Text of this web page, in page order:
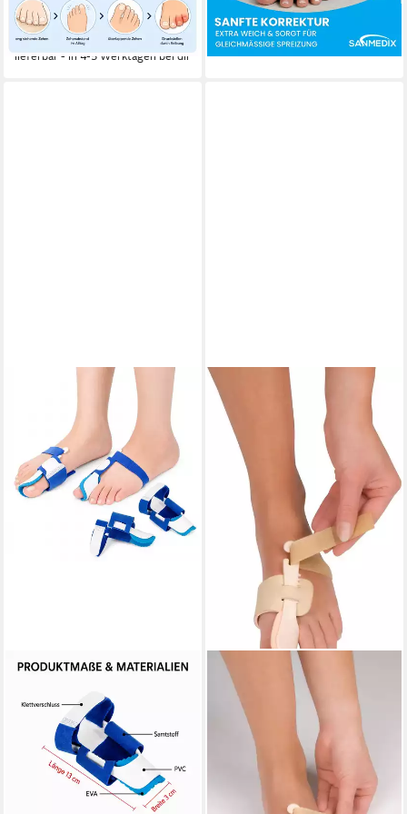
(5,00 €/ 1 Paar)
-60%
lieferbar - in 4-5 Werktagen bei dir
Valgus, Ballenzehen uvm.
lieferbar - in 6-7 Werktagen bei dir